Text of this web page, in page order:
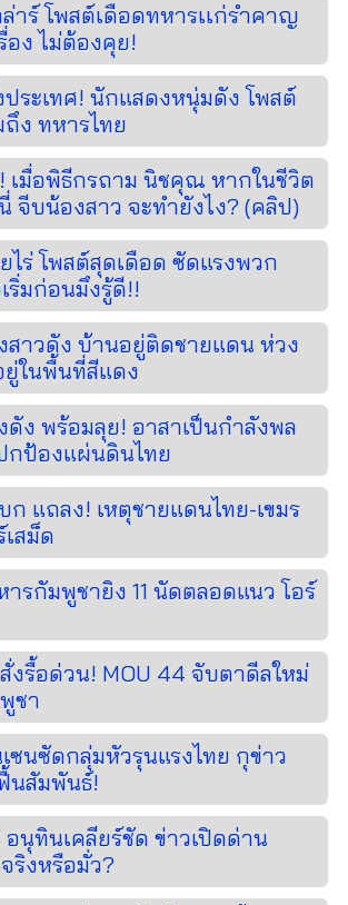
ล่าร์ โพสต์เดือดทหารเเก่รำคาญ
อง ไม่ต้องคุย!
ระเทศ! นักแสดงหนุ่มดัง โพสต์
ง ทหารไทย
เมื่อพิธีกรถาม นิชคุณ หากในชีวิต
จีบน้องสาว จะทำยังไง? (คลิป)
ไร่ โพสต์สุดเดือด ซัดแรงพวก
เริ่มก่อนมึงรู้ดี!!
สาวดัง บ้านอยู่ติดชายแดน ห่วง
ในพื้นที่สีแดง
ง พร้อมลุย! อาสาเป็นกำลังพล
กป้องแผ่นดินไทย
แถลง! เหตุชายแดนไทย-เขมร
สม็ด
รกัมพูชายิง 11 นัดตลอดแนว โอร์
งรื้อด่วน! MOU 44 จับตาดีลใหม่
ชา
ซนซัดกลุ่มหัวรุนแรงไทย กุข่าว
นสัมพันธ์!
นุทินเคลียร์ชัด ข่าวเปิดด่าน
ริงหรือมั่ว?